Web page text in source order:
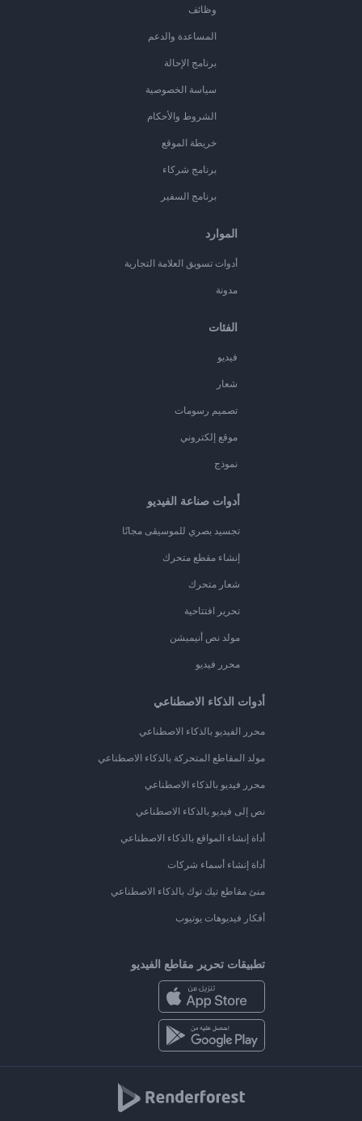
وظائف
المساعدة والدعم
برنامج الإحالة
سياسة الخصوصية
الشروط والأحكام
خريطة الموقع
برنامج شركاء
برنامج السفير
الموارد
أدوات تسويق العلامة التجارية
مدونة
الفئات
فيديو
شعار
تصميم رسومات
موقع إلكتروني
نموذج
أدوات صناعة الفيديو
تجسيد بصري للموسيقى مجانًا
إنشاء مقطع متحرك
شعار متحرك
تحرير افتتاحية
مولد نص أنيميشن
محرر فيديو
أدوات الذكاء الاصطناعي
محرر الفيديو بالذكاء الاصطناعي
مولد المقاطع المتحركة بالذكاء الاصطناعي
محرر فيديو بالذكاء الاصطناعي
نص إلى فيديو بالذكاء الاصطناعي
أداة إنشاء المواقع بالذكاء الاصطناعي
أداة إنشاء أسماء شركات
منئ مقاطع تيك توك بالذكاء الاصطناعي
أفكار فيديوهات يوتيوب
تطبيقات تحرير مقاطع الفيديو